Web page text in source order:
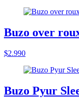
Buzo over
$2.990
Buzo Pyur